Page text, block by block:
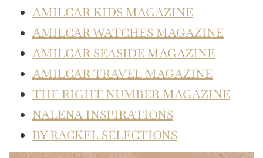
AMILCAR KIDS MAGAZINE
AMILCAR WATCHES MAGAZINE
AMILCAR SEASIDE MAGAZINE
AMILCAR TRAVEL MAGAZINE
THE RIGHT NUMBER MAGAZINE
NALENA INSPIRATIONS
BY RACKEL SELECTIONS